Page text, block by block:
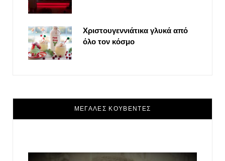
Χριστουγεννιάτικα γλυκά από
όλο τον κόσμο
ΜΕΓΑΛΕΣ ΚΟΥΒΕΝΤΕΣ